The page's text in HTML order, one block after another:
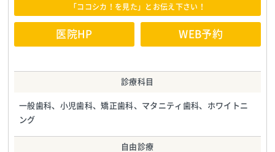
「ココシカ！を見た」とお伝え下さい！
医院HP WEB予約
診療科目
一般歯科、小児歯科、矯正歯科、マタニティ歯科、ホワイトニ
ング
自由診療